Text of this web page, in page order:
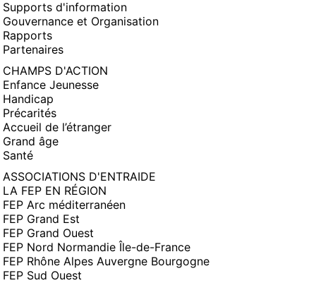
Supports d'information
Gouvernance et Organisation
Rapports
Partenaires
CHAMPS D'ACTION
Enfance Jeunesse
Handicap
Précarités
Accueil de l’étranger
Grand âge
Santé
ASSOCIATIONS D'ENTRAIDE
LA FEP EN RÉGION
FEP Arc méditerranéen
FEP Grand Est
FEP Grand Ouest
FEP Nord Normandie Île-de-France
FEP Rhône Alpes Auvergne Bourgogne
FEP Sud Ouest